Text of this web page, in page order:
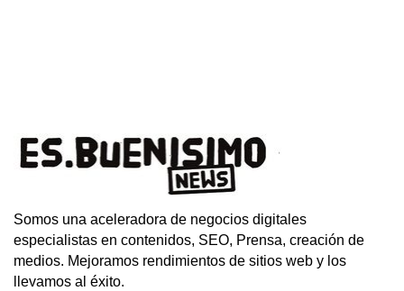
Somos una aceleradora de negocios digitales
especialistas en contenidos, SEO, Prensa, creación de
medios. Mejoramos rendimientos de sitios web y los
llevamos al éxito.